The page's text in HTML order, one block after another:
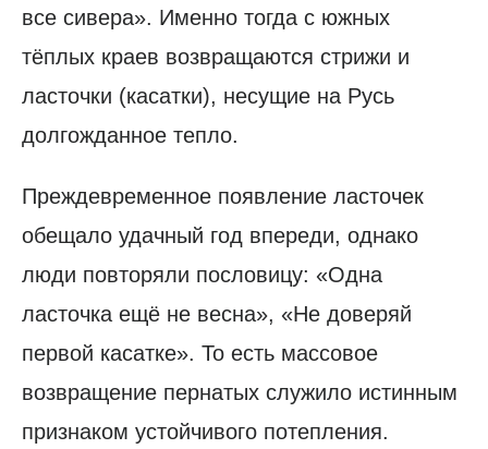
все сивера». Именно тогда с южных
тёплых краев возвращаются стрижи и
ласточки (касатки), несущие на Русь
долгожданное тепло.
Преждевременное появление ласточек
обещало удачный год впереди, однако
люди повторяли пословицу: «Одна
ласточка ещё не весна», «Не доверяй
первой касатке». То есть массовое
возвращение пернатых служило истинным
признаком устойчивого потепления.